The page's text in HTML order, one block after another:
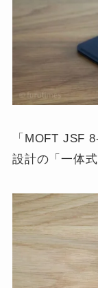
「MOFT JSF
設計の「一体